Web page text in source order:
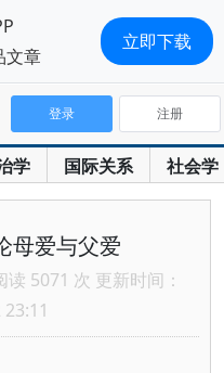
学 国际关系 社会学
登录 注册
母爱与父爱
读 5071 次 更新时间：
文章
立即下载